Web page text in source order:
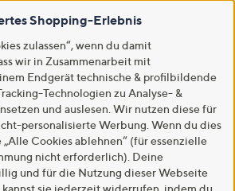
Shopping-Erlebnis
zulassen“, wenn du damit
wir in Zusammenarbeit mit
Endgerät technische & profilbildende
Technologien zu Analyse- &
und auslesen. Wir nutzen diese für
personalisierte Werbung. Wenn du dies
Cookies ablehnen“ (für essenzielle
nicht erforderlich). Deine
und für die Nutzung dieser Webseite
sie jederzeit widerrufen, indem du